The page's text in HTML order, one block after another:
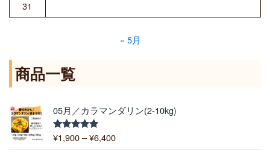
31
« 5月
商品一覧
05月／カラマンダリン(2-10kg)
5段階中
5.00
¥1,900 –¥6,400
格
: